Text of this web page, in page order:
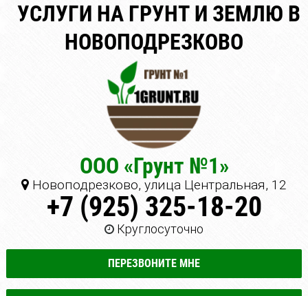
УСЛУГИ НА ГРУНТ И ЗЕМЛЮ В
НОВОПОДРЕЗКОВО
ООО «Грунт №1»
Новоподрезково, улица Центральная, 12
+7 (925) 325-18-20
Круглосуточно
ПЕРЕЗВОНИТЕ МНЕ